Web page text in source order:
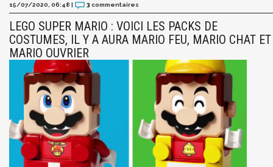
15/07/2020, 06:48 | 3 commentaires
LEGO SUPER MARIO : VOICI LES PACKS DE
COSTUMES, IL Y A AURA MARIO FEU, MARIO CHAT ET
MARIO OUVRIER